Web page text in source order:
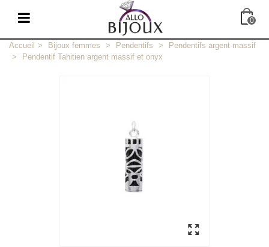
0
Accueil > Bijoux femmes > Pendentifs >
Pendentifs argent massif
>
Pendentif Tahitien argent massif et onyx